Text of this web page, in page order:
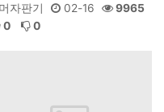
자판기 02-16
9965
0
0